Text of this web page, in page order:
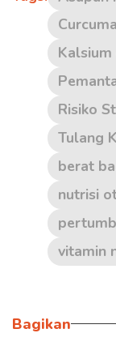
Risiko
Tulang
berat
nutrisi
vitamin
Bagikan